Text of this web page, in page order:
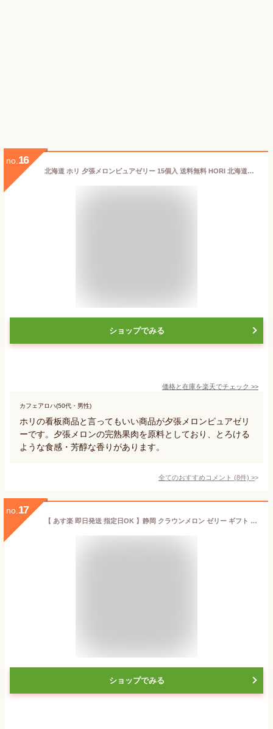
no. 16
北海道 ホリ 夕張メロンピュアゼリー 15個入 送料無料 HORI 北海道お土産 お取り寄 夕張メロンゼリー のし スイーツ ゼリー 北海道 ランキング 冷凍 するとおいしい! お中元 お歳暮 個包装 熨斗 贈答 夕張メロン お返し 父の日 2026 プレゼント ギフト 常温
ショップでみる
価格と在庫を楽天でチェック >>
カフェアロハ(50代・男性)
ホリの看板商品と言ってもいい商品が夕張メロンピュアゼリ
ーです。夕張メロンの完熟果肉を原料としており、とろける
ような食感・芳醇な香りがあります。
全てのおすすめコメント (8件) >
no. 17
【 あす楽 即日発送 指定日OK 】静岡 クラウンメロン ゼリー ギフト 6個 セット 化粧箱入 お菓子 マスクメロン 内祝 プレゼント 母の日 父の日 お中元 暑中お見舞 誕生日 お祝 御礼 お供 法事 法要 志 初盆 お盆 お返し 常温 日持ち 高級 お土産 手土産 送料無料 エスト
ショップでみる